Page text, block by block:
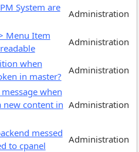
System are
Administration
Menu Item
Administration
when
in master?
Administration
when
new content in Administration
messed
to cpanel
Administration